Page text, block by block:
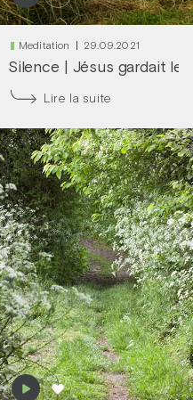
Meditation 29.09.2021
Silence Jésus gardait le
Lire la suite